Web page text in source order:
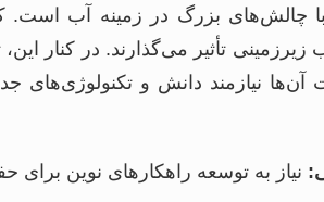
با چالش‌های بزرگ در زمینه آب
تأثیر می‌گذارند. در کنار
آن‌ها نیازمند دانش و
نیاز به توسعه راهکارهای نوین